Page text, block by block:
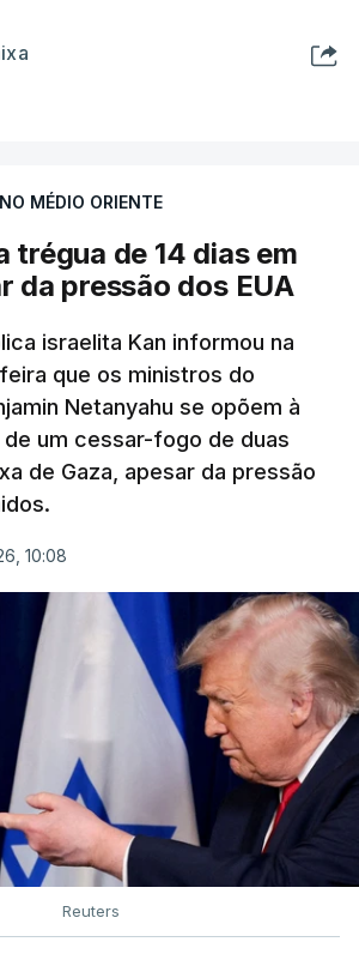
MÉDIO ORIENTE
trégua de 14 dias em
da pressão dos EUA
israelita Kan informou na
que os ministros do
Netanyahu se opõem à
um cessar-fogo de duas
de Gaza, apesar da pressão
10:08
Reuters